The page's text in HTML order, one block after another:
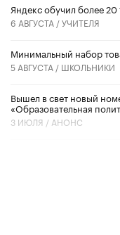
​Яндекс обучил более
6 АВГУСТА /УЧИТЕЛЯ
Минимальный набор
5 АВГУСТА / ШКОЛЬНИКИ
Вышел в свет новый
«Образовательная
3 ИЮЛЯ / АНОНС